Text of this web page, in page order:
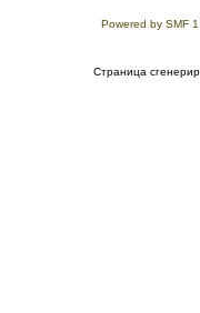
Powered by SMF
Страница